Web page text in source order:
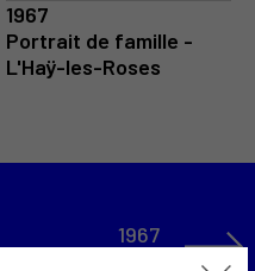
1967
Portrait de famille -
L'Haÿ-les-Roses
1967